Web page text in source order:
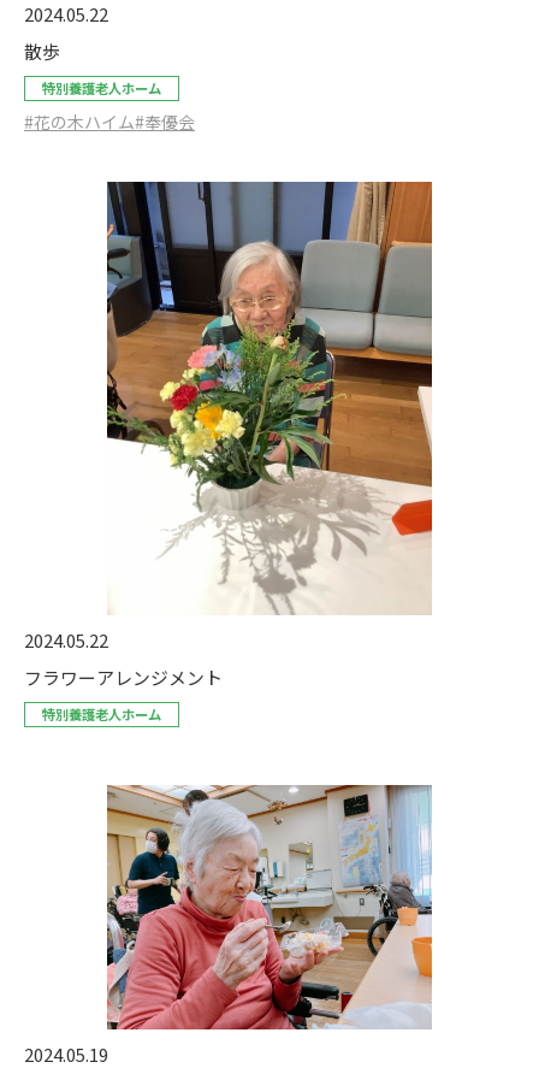
2024.05.22
散歩
特別養護老人ホーム
#花の木ハイム#奉優会
2024.05.22
フラワーアレンジメント
特別養護老人ホーム
2024.05.19